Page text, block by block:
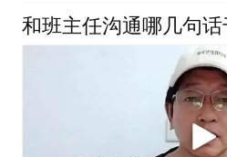
和班主任沟通哪几句